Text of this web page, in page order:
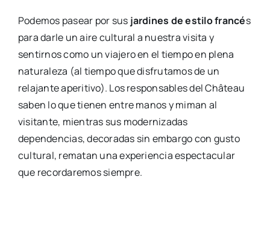
Podemos pasear por sus jardines de estilo francés
para darle un aire cultural a nuestra visita y
sentirnos como un viajero en el tiempo en plena
naturaleza (al tiempo que disfrutamos de un
relajante aperitivo). Los responsables del Château
saben lo que tienen entre manos y miman al
visitante, mientras sus modernizadas
dependencias, decoradas sin embargo con gusto
cultural, rematan una experiencia espectacular
que recordaremos siempre.